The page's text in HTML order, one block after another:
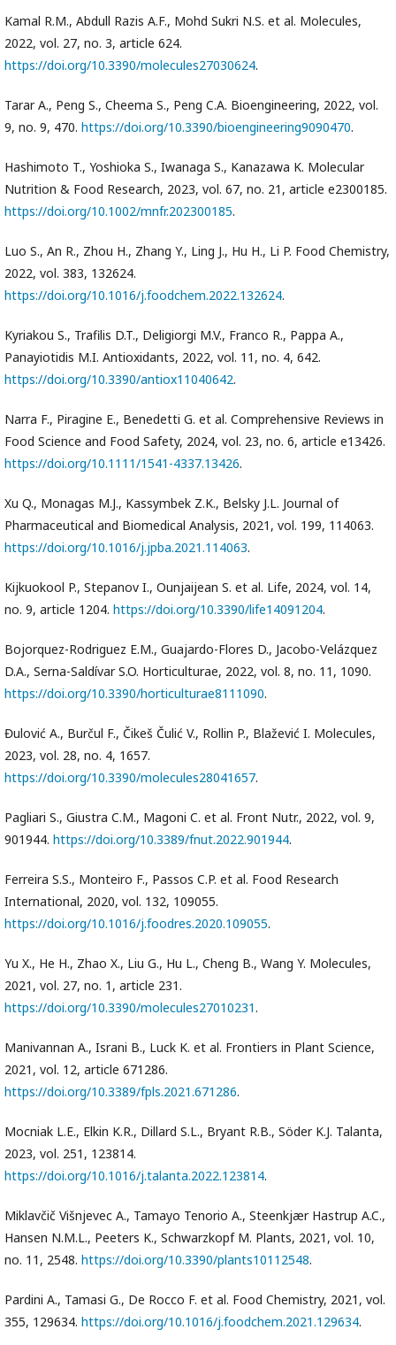
Kamal R.M., Abdull Razis A.F., Mohd Sukri N.S. et al. Molecules,
2022, vol. 27, no. 3, article 624.
https://doi.org/10.3390/molecules27030624.
Tarar A., Peng S., Cheema S., Peng C.A. Bioengineering, 2022, vol.
9, no. 9, 470. https://doi.org/10.3390/bioengineering9090470.
Hashimoto T., Yoshioka S., Iwanaga S., Kanazawa K. Molecular
Nutrition & Food Research, 2023, vol. 67, no. 21, article e2300185.
https://doi.org/10.1002/mnfr.202300185.
Luo S., An R., Zhou H., Zhang Y., Ling J., Hu H., Li P. Food Chemistry,
2022, vol. 383, 132624.
https://doi.org/10.1016/j.foodchem.2022.132624.
Kyriakou S., Trafilis D.T., Deligiorgi M.V., Franco R., Pappa A.,
Panayiotidis M.I. Antioxidants, 2022, vol. 11, no. 4, 642.
https://doi.org/10.3390/antiox11040642.
Narra F., Piragine E., Benedetti G. et al. Comprehensive Reviews in
Food Science and Food Safety, 2024, vol. 23, no. 6, article e13426.
https://doi.org/10.1111/1541-4337.13426.
Xu Q., Monagas M.J., Kassymbek Z.K., Belsky J.L. Journal of
Pharmaceutical and Biomedical Analysis, 2021, vol. 199, 114063.
https://doi.org/10.1016/j.jpba.2021.114063.
Kijkuokool P., Stepanov I., Ounjaijean S. et al. Life, 2024, vol. 14,
no. 9, article 1204. https://doi.org/10.3390/life14091204.
Bojorquez-Rodriguez E.M., Guajardo-Flores D., Jacobo-Velázquez
D.A., Serna-Saldívar S.O. Horticulturae, 2022, vol. 8, no. 11, 1090.
https://doi.org/10.3390/horticulturae8111090.
Đulović A., Burčul F., Čikeš Čulić V., Rollin P., Blažević I. Molecules,
2023, vol. 28, no. 4, 1657.
https://doi.org/10.3390/molecules28041657.
Pagliari S., Giustra C.M., Magoni C. et al. Front Nutr., 2022, vol. 9,
901944. https://doi.org/10.3389/fnut.2022.901944.
Ferreira S.S., Monteiro F., Passos C.P. et al. Food Research
International, 2020, vol. 132, 109055.
https://doi.org/10.1016/j.foodres.2020.109055.
Yu X., He H., Zhao X., Liu G., Hu L., Cheng B., Wang Y. Molecules,
2021, vol. 27, no. 1, article 231.
https://doi.org/10.3390/molecules27010231.
Manivannan A., Israni B., Luck K. et al. Frontiers in Plant Science,
2021, vol. 12, article 671286.
https://doi.org/10.3389/fpls.2021.671286.
Mocniak L.E., Elkin K.R., Dillard S.L., Bryant R.B., Söder K.J. Talanta,
2023, vol. 251, 123814.
https://doi.org/10.1016/j.talanta.2022.123814.
Miklavčič Višnjevec A., Tamayo Tenorio A., Steenkjær Hastrup A.C.,
Hansen N.M.L., Peeters K., Schwarzkopf M. Plants, 2021, vol. 10,
no. 11, 2548. https://doi.org/10.3390/plants10112548.
Pardini A., Tamasi G., De Rocco F. et al. Food Chemistry, 2021, vol.
355, 129634. https://doi.org/10.1016/j.foodchem.2021.129634.